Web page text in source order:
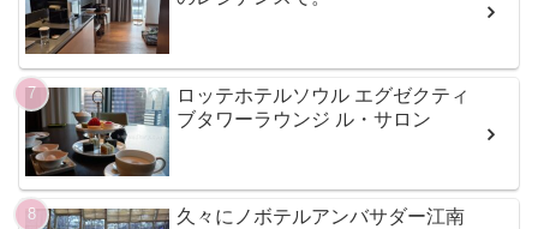
ロッテホテルソウル エグゼクティ
ブタワーラウンジ ル・サロン
久々にノボテルアンバサダー江南